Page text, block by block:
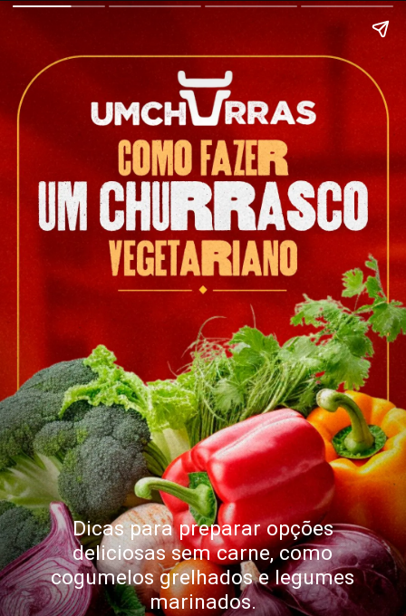
Dicas para preparar opções
deliciosas sem carne, como
cogumelos grelhados e legumes
marinados.